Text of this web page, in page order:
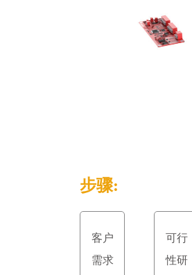
步骤:
客户
需求
可行
性研